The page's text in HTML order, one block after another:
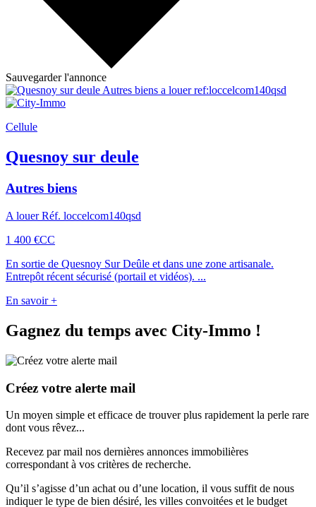
Sauvegarder l'annonce
Cellule
Quesnoy sur deule
Autres biens
A louer Réf. loccelcom140qsd
1 400 €CC
En sortie de Quesnoy Sur Deûle et dans une zone artisanale.
Entrepôt récent sécurisé (portail et vidéos). ...
En savoir +
Gagnez du temps avec City-Immo !
Créez votre alerte mail
Un moyen simple et efficace de trouver plus rapidement la perle rare
dont vous rêvez...
Recevez par mail nos dernières annonces immobilières
correspondant à vos critères de recherche.
Qu’il s’agisse d’un achat ou d’une location, il vous suffit de nous
indiquer le type de bien désiré, les villes convoitées et le budget